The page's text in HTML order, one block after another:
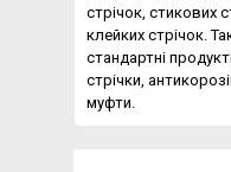
стрічок, стикових
клейких стрічок.
стандартні
стрічки,
муфти.